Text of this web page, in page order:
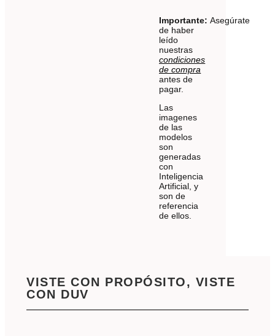
Importante: Asegúrate
de haber
leído
nuestras
condiciones
de compra
antes de
pagar.
Las
imagenes
de las
modelos
son
generadas
con
Inteligencia
Artificial, y
son de
referencia
de ellos.
VISTE CON PROPÓSITO, VISTE
CON DUV